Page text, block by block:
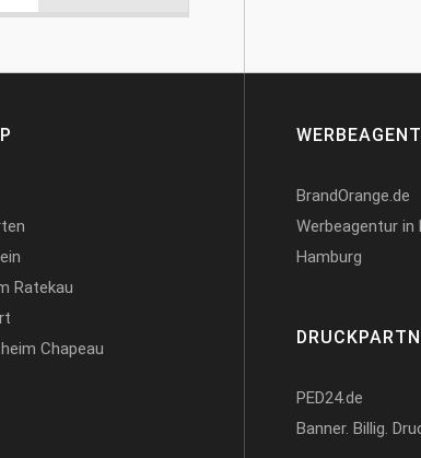
Ratekau
Chapeau
BrandOrange.de
Werbeagentur in
Hamburg
PED24.de
Banner. Billig.